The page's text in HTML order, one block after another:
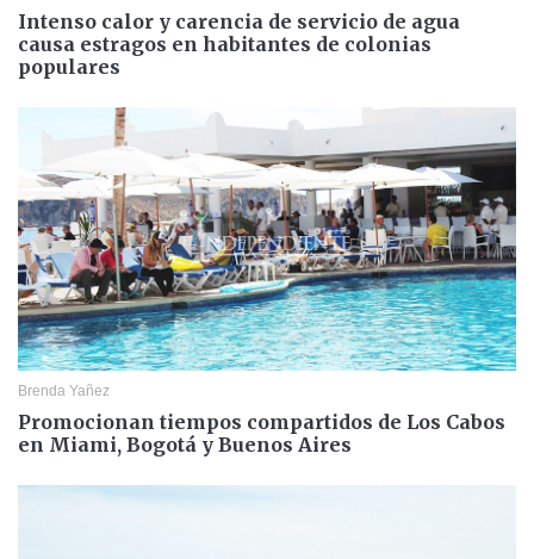
Intenso calor y carencia de servicio de agua
causa estragos en habitantes de colonias
populares
Brenda Yañez
Promocionan tiempos compartidos de Los Cabos
en Miami, Bogotá y Buenos Aires